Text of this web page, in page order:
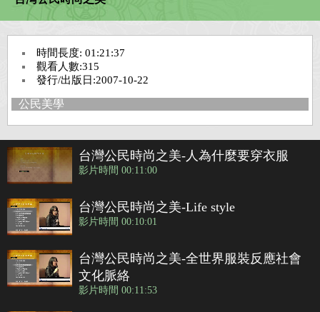
臺灣工藝
臺灣文學
臺灣歷史
時間長度: 01:21:37
觀看人數:315
發行/出版日:2007-10-22
公民美學
台灣公民時尚之美-人為什麼要穿衣服
影片時間 00:11:00
台灣公民時尚之美-Life style
影片時間 00:10:01
台灣公民時尚之美-全世界服裝反應社會
文化脈絡
影片時間 00:11:53